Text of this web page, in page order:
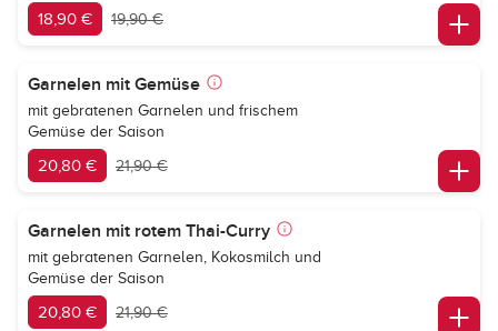
18,90 € 19,90 €
Garnelen mit Gemüse
mit gebratenen Garnelen und frischem
Gemüse der Saison
20,80 € 21,90 €
Garnelen mit rotem Thai-Curry
mit gebratenen Garnelen, Kokosmilch und
Gemüse der Saison
20,80 € 21,90 €